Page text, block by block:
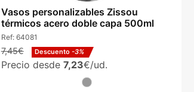
Vasos personalizables Zissou
térmicos acero doble capa 500ml
Ref: 64081
7,45€ Descuento -3%
Precio desde 7,23€/ud.